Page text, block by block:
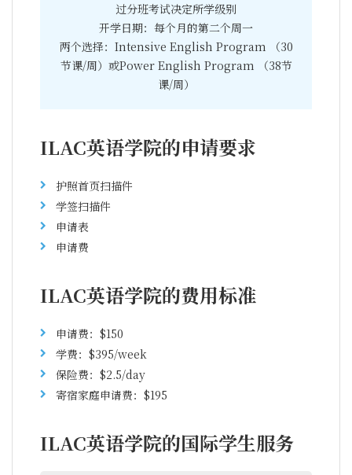
过分班考试决定所学级别
开学日期：每个月的第二个周一
两个选择：Intensive English Program （30
节课/周）或Power English Program （38节
课/周）
ILAC英语学院的申请要求
护照首页扫描件
学签扫描件
申请表
申请费
ILAC英语学院的费用标准
申请费：$150
学费：$395/week
保险费：$2.5/day
寄宿家庭申请费：$195
ILAC英语学院的国际学生服务